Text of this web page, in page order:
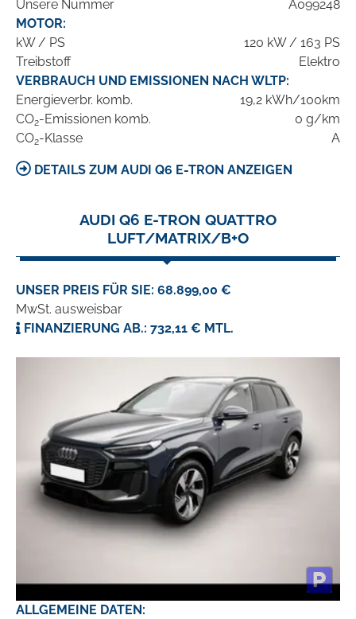
Unsere Nummer
A099248
MOTOR:
kW / PS
120 kW / 163 PS
Treibstoff
Elektro
VERBRAUCH UND EMISSIONEN NACH WLTP:
Energieverbr. komb.
19,2 kWh/100km
CO2-Emissionen komb.
0 g/km
CO2-Klasse A
DETAILS ZUM AUDI Q6 E-TRON ANZEIGEN
AUDI Q6 E-TRON QUATTRO
LUFT/MATRIX/B+O
UNSER PREIS FÜR SIE: 68.899,00 €
MwSt. ausweisbar
FINANZIERUNG AB.: 732,11 € MTL.
ALLGEMEINE DATEN: